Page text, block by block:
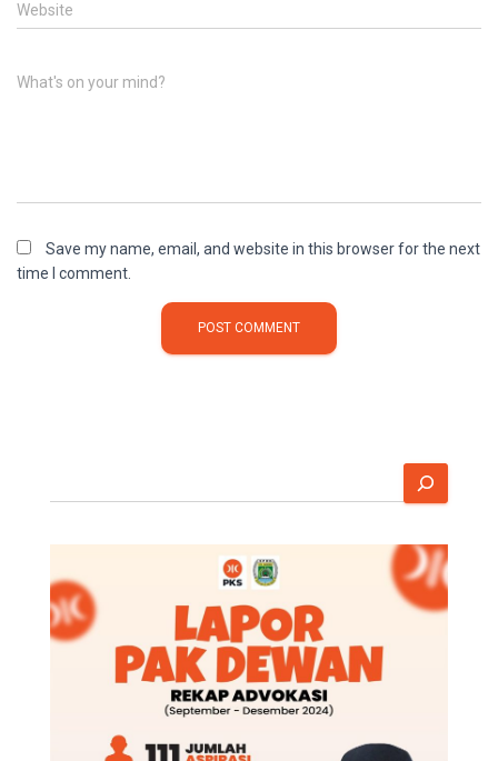
Website
What's on your mind?
Save my name, email, and website in this browser for the next
time I comment.
e
r
h